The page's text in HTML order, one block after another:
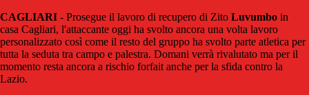
CAGLIARI - Prosegue il lavoro di recupero di Zito Luvumbo in
casa Cagliari, l'attaccante oggi ha svolto ancora una volta lavoro
personalizzato così come il resto del gruppo ha svolto parte atletica per
tutta la seduta tra campo e palestra. Domani verrà rivalutato ma per il
momento resta ancora a rischio forfait anche per la sfida contro la
Lazio.